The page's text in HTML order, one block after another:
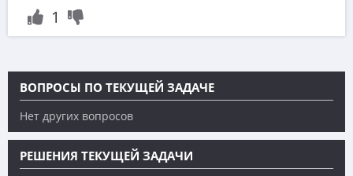
1
ВОПРОСЫ ПО ТЕКУЩЕЙ ЗАДАЧЕ
Нет других вопросов
РЕШЕНИЯ ТЕКУЩЕЙ ЗАДАЧИ